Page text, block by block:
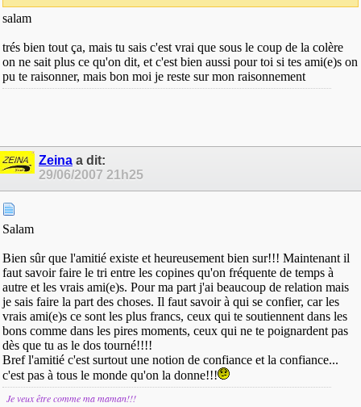
salam
trés bien tout ça, mais tu sais c'est vrai que sous le coup de la colère
on ne sait plus ce qu'on dit, et c'est bien aussi pour toi si tes ami(e)s on
pu te raisonner, mais bon moi je reste sur mon raisonnement
Zeina a dit:
29/06/2007 21h25
Salam
Bien sûr que l'amitié existe et heureusement bien sur!!! Maintenant il
faut savoir faire le tri entre les copines qu'on fréquente de temps à
autre et les vrais ami(e)s. Pour ma part j'ai beaucoup de relation mais
je sais faire la part des choses. Il faut savoir à qui se confier, car les
vrais ami(e)s ce sont les plus francs, ceux qui te soutiennent dans les
bons comme dans les pires moments, ceux qui ne te poignardent pas
dès que tu as le dos tourné!!!!
Bref l'amitié c'est surtout une notion de confiance et la confiance...
c'est pas à tous le monde qu'on la donne!!!
Je veux être comme ma maman!!!